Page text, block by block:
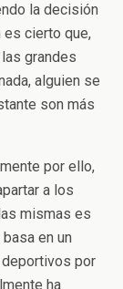
la decisión
es cierto que,
grandes
alguien se
son más
por ello,
a los
mismas es
en un
por
ha